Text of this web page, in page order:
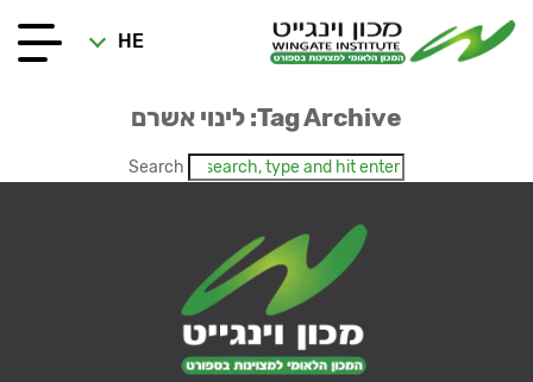
HE
Tag Archive: לינוי אשרם
Search